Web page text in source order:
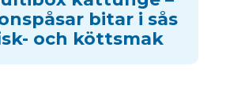
bitar i sås
och köttsmak